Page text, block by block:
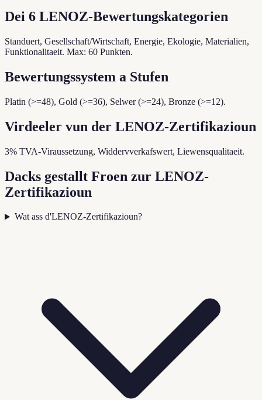
Dei 6 LENOZ-Bewertungskategorien
Standuert, Gesellschaft/Wirtschaft, Energie, Ekologie, Materialien,
Funktionalitaeit. Max: 60 Punkten.
Bewertungssystem a Stufen
Platin (>=48), Gold (>=36), Selwer (>=24), Bronze (>=12).
Virdeeler vun der LENOZ-Zertifikazioun
3% TVA-Viraussetzung, Widdervverkafswert, Liewensqualitaeit.
Dacks gestallt Froen zur LENOZ-
Zertifikazioun
Wat ass d'LENOZ-Zertifikazioun?